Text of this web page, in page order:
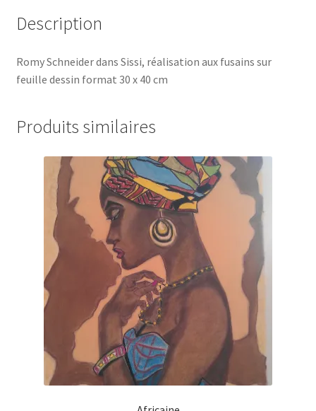
Description
Romy Schneider dans Sissi, réalisation aux fusains sur
feuille dessin format 30 x 40 cm
Produits similaires